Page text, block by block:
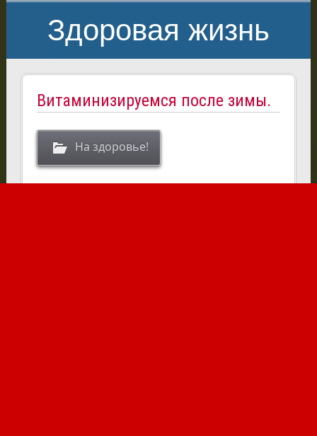
Здоровая жизнь
Витаминизируемся после зимы.
На здоровье!